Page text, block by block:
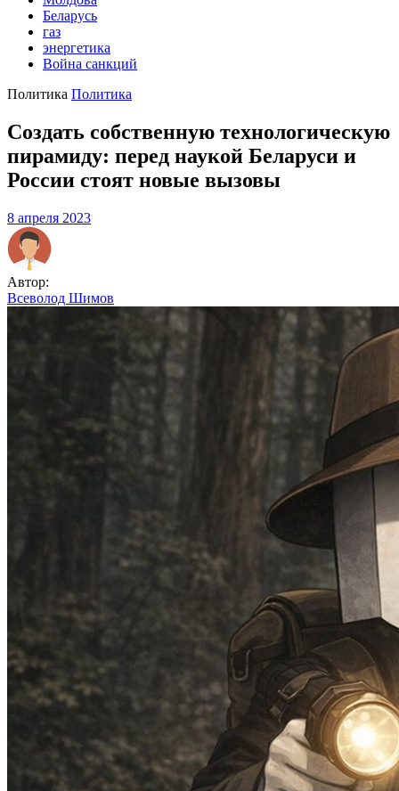
Беларусь
газ
энергетика
Война санкций
Политика Политика
Создать собственную технологическую
пирамиду: перед наукой Беларуси и
России стоят новые вызовы
8 апреля 2023
Автор:
Всеволод Шимов